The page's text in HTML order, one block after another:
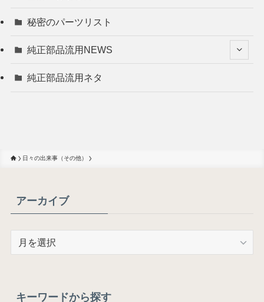
秘密のパーツリスト
純正部品流用NEWS
純正部品流用ネタ
日々の出来事（その他）
アーカイブ
ブキーワードから探す